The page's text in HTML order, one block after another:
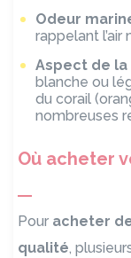
Odeur
rappelant l’air
Aspect de la
blanche ou
du corail
nombreuses
Où acheter
Pour acheter
qualité,